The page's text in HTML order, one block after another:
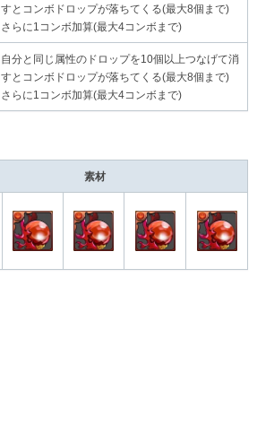
すとコンボドロップが落ちてくる(最大8個まで)
さらに1コンボ加算(最大4コンボまで)
自分と同じ属性のドロップを10個以上つなげて消
すとコンボドロップが落ちてくる(最大8個まで)
さらに1コンボ加算(最大4コンボまで)
素材